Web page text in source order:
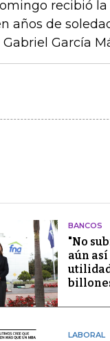
recibió
años de
García
BANCOS
"No
aún
LABORAL